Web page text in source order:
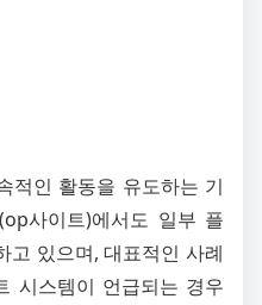
적인 활동을 유도하는 기
사이트)에서도 일부 플
고 있으며, 대표적인 사례
시스템이 언급되는 경우